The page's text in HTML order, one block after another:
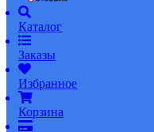
Каталог
Заказы
Избранное
Корзина